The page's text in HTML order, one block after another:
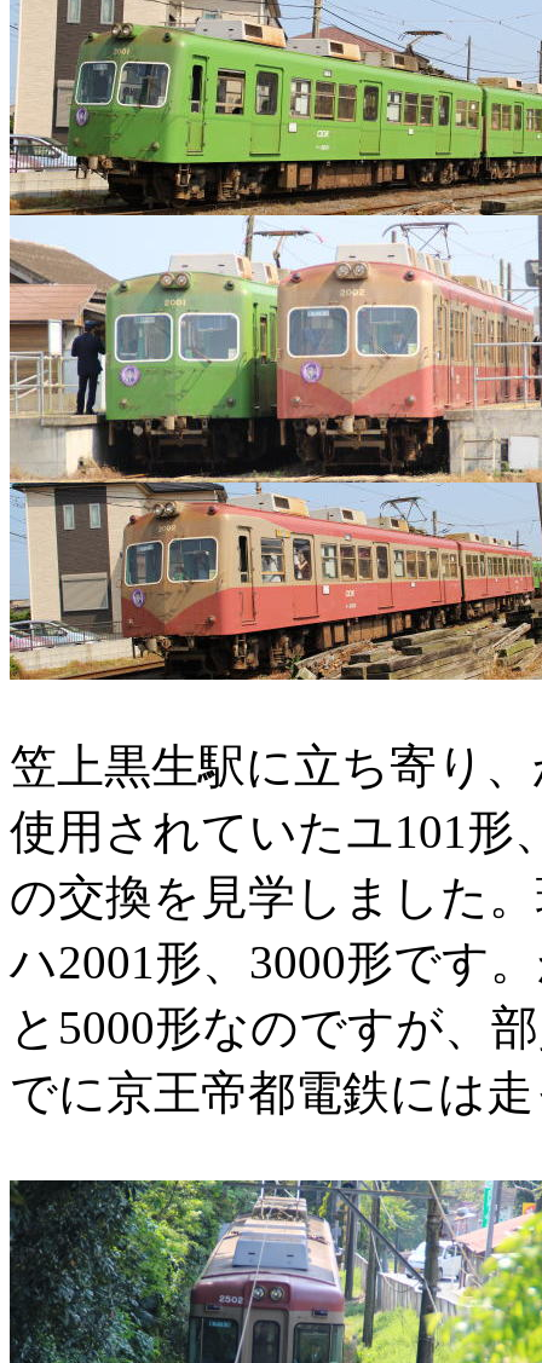
笠上黒生駅に立ち寄り
使用されていたユ101形
の交換を見学しました
ハ2001形、3000形です
と5000形なのですが、
でに京王帝都電鉄には